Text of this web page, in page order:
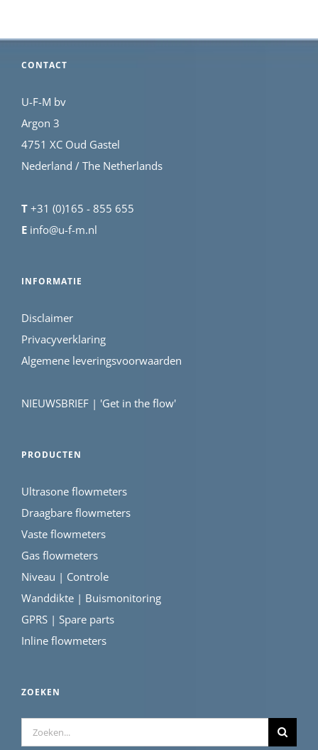
CONTACT
U-F-M bv
Argon 3
4751 XC Oud Gastel
Nederland / The Netherlands
T +31 (0)165 - 855 655
E info@u-f-m.nl
INFORMATIE
Disclaimer
Privacyverklaring
Algemene leveringsvoorwaarden
NIEUWSBRIEF | 'Get in the flow'
PRODUCTEN
Ultrasone flowmeters
Draagbare flowmeters
Vaste flowmeters
Gas flowmeters
Niveau | Controle
Wanddikte | Buismonitoring
GPRS | Spare parts
Inline flowmeters
ZOEKEN
Zoeken